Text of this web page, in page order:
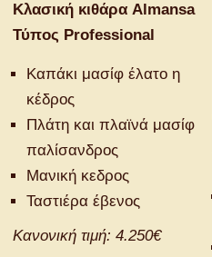
Κλασική κιθάρα Almansa
Τύπος Professional
Καπάκι μασίφ έλατο η
κέδρος
Πλάτη και πλαϊνά μασίφ
παλίσανδρος
Μανική κεδρος
Ταστιέρα έβενος
Κανονική τιμή: 4.250€